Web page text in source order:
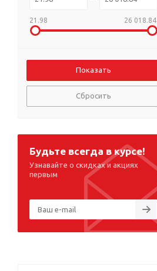
21.98 26 018.84
Сбросить
Будьте всегда в курсе!
Узнавайте о скидках и акциях
первым